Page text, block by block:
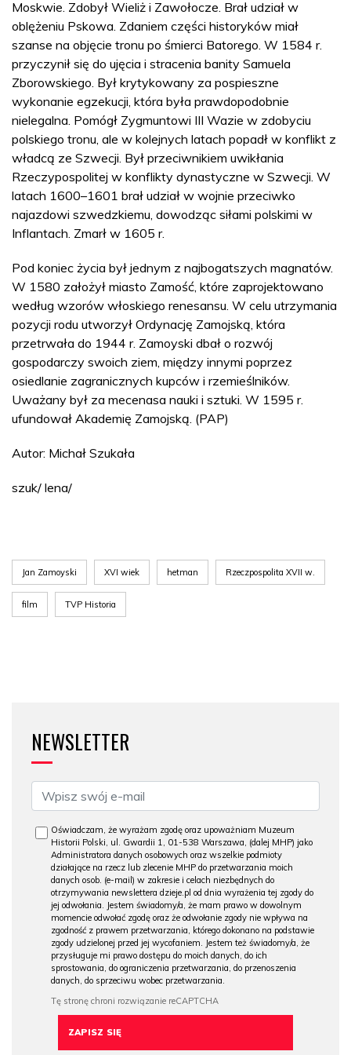
Moskwie. Zdobył Wieliż i Zawołocze. Brał udział w
oblężeniu Pskowa. Zdaniem części historyków miał
szanse na objęcie tronu po śmierci Batorego. W 1584 r.
przyczynił się do ujęcia i stracenia banity Samuela
Zborowskiego. Był krytykowany za pospieszne
wykonanie egzekucji, która była prawdopodobnie
nielegalna. Pomógł Zygmuntowi III Wazie w zdobyciu
polskiego tronu, ale w kolejnych latach popadł w konflikt z
władcą ze Szwecji. Był przeciwnikiem uwikłania
Rzeczypospolitej w konflikty dynastyczne w Szwecji. W
latach 1600–1601 brał udział w wojnie przeciwko
najazdowi szwedzkiemu, dowodząc siłami polskimi w
Inflantach. Zmarł w 1605 r.
Pod koniec życia był jednym z najbogatszych magnatów.
W 1580 założył miasto Zamość, które zaprojektowano
według wzorów włoskiego renesansu. W celu utrzymania
pozycji rodu utworzył Ordynację Zamojską, która
przetrwała do 1944 r. Zamoyski dbał o rozwój
gospodarczy swoich ziem, między innymi poprzez
osiedlanie zagranicznych kupców i rzemieślników.
Uważany był za mecenasa nauki i sztuki. W 1595 r.
ufundował Akademię Zamojską. (PAP)
Autor: Michał Szukała
szuk/ lena/
Jan Zamoyski XVI wiek hetman Rzeczpospolita XVII w.
film TVP Historia
NEWSLETTER
Oświadczam, że wyrażam zgodę oraz upoważniam Muzeum
Historii Polski, ul. Gwardii 1, 01-538 Warszawa, (dalej MHP) jako
Administratora danych osobowych oraz wszelkie podmioty
działające na rzecz lub zlecenie MHP do przetwarzania moich
danych osob. (e-mail) w zakresie i celach niezbędnych do
otrzymywania newslettera dzieje.pl od dnia wyrażenia tej zgody do
jej odwołania. Jestem świadomy/a, że mam prawo w dowolnym
momencie odwołać zgodę oraz że odwołanie zgody nie wpływa na
zgodność z prawem przetwarzania, którego dokonano na podstawie
zgody udzielonej przed jej wycofaniem. Jestem też świadomy/a, że
przysługuje mi prawo dostępu do moich danych, do ich
sprostowania, do ograniczenia przetwarzania, do przenoszenia
danych, do sprzeciwu wobec przetwarzania.